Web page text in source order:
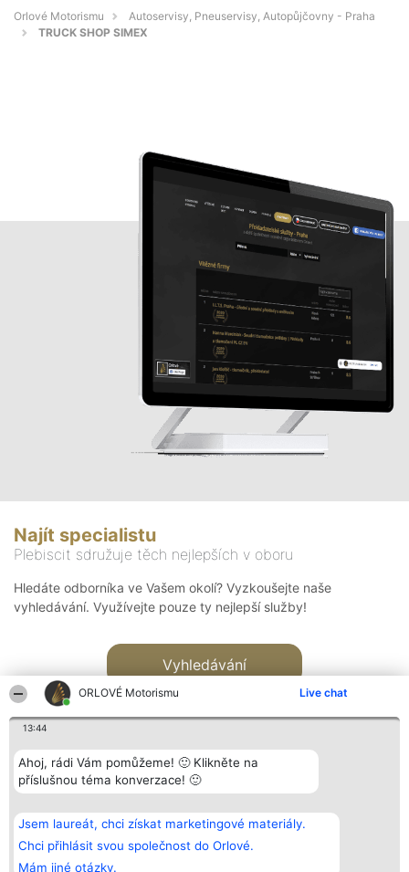
ORLOVÉ Motorismu Live chat
13:44
Ahoj, rádi Vám pomůžeme! 🙂 Klikněte na
příslušnou téma konverzace! 🙂
Jsem laureát, chci získat marketingové materiály.
Chci přihlásit svou společnost do Orlové.
Mám jiné otázky.
Orlové Motorismu
Autoservisy, Pneuservisy, Autopůjčovny - Praha
TRUCK SHOP SIMEX
Najít specialistu
Plebiscit sdružuje těch nejlepších v oboru
Hledáte odborníka ve Vašem okolí? Vyzkoušejte naše
vyhledávání. Využívejte pouze ty nejlepší služby!
Vyhledávání
Bright Side Solutions sp. z o.
o. sp. k.
ul. Ruska 22
Wrocław 50-079
KRS 0000749100 | Regon
Vítězové
Seznam všech
laureátů
Zásady
Kontakt